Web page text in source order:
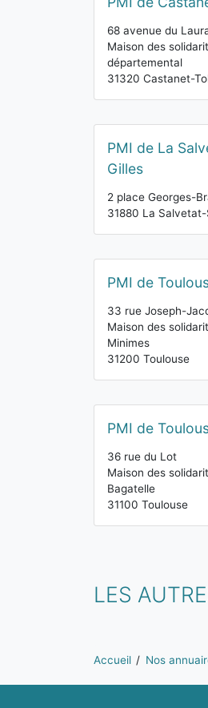
68 avenue du
Maison des
départemental
31320 Castanet-
PMI de La
Gilles
2 place Georges-
31880 La
PMI de
33 rue Joseph-
Maison des
Minimes
31200 Toulouse
PMI de
36 rue du Lot
Maison des
Bagatelle
31100 Toulouse
LES
Vous êtes ici:
Accueil Nos